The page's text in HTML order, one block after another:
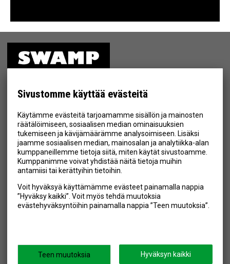
Sivustomme käyttää evästeitä
Käytämme evästeitä tarjoamamme sisällön ja mainosten
räätälöimiseen, sosiaalisen median ominaisuuksien
tukemiseen ja kävijämäärämme analysoimiseen. Lisäksi
jaamme sosiaalisen median, mainosalan ja analytiikka-alan
kumppaneillemme tietoja siitä, miten käytät sivustoamme.
Kumppanimme voivat yhdistää näitä tietoja muihin
antamiisi tai kerättyihin tietoihin.
Voit hyväksyä käyttämämme evästeet painamalla nappia
”Hyväksy kaikki”. Voit myös tehdä muutoksia
evästehyväksyntöihin painamalla nappia ”Teen muutoksia”.
Teen muutoksia Hyväksyn kaikki
MYYMÄLÄ
YHTEYSTIEDOT
Hyväksyn henkilötietojen tallentamisen (
Tilaa
Powered by